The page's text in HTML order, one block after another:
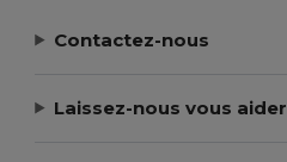
Contactez-nous
Laissez-nous vous aider